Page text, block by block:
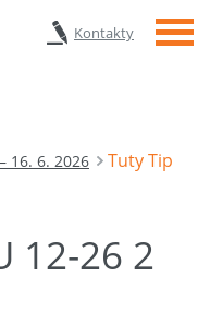
Kontakty Menu
16. 6. 2026
Tuty Tip
12-26 2